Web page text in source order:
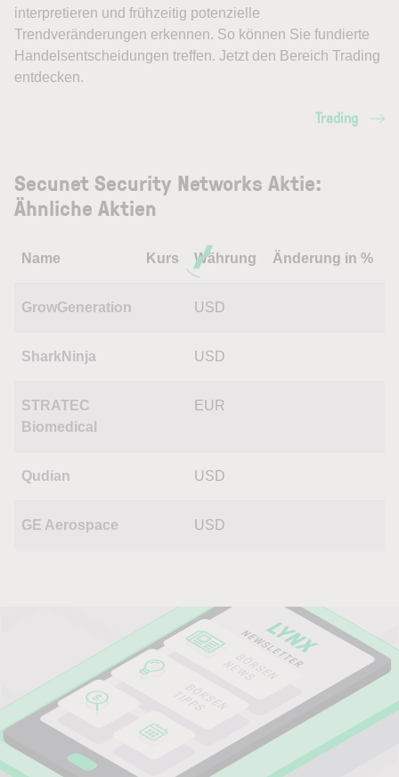
interpretieren und frühzeitig potenzielle
Trendveränderungen erkennen. So können Sie fundierte
Handelsentscheidungen treffen. Jetzt den Bereich Trading
entdecken.
Trading
Secunet Security Networks Aktie:
Ähnliche Aktien
Name Kurs Währung Änderung in %
GrowGeneration USD
SharkNinja USD
STRATEC
Biomedical
EUR
Qudian USD
GE Aerospace USD